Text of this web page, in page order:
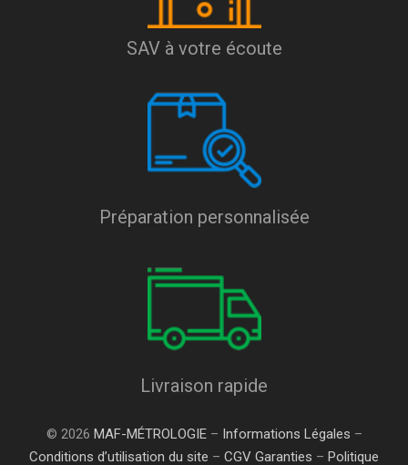
SAV à votre écoute
Préparation personnalisée
Livraison rapide
© 2026 MAF-MÉTROLOGIE– Informations Légales –
Conditions d’utilisation du site – CGV Garanties – Politique